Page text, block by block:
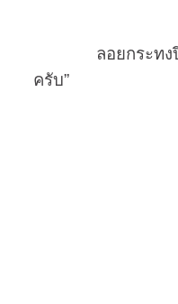
ลอยกระทงปีหน้
ครับ”